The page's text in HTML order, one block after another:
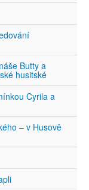
Butty a
husitské
Cyrila a
– v Husově